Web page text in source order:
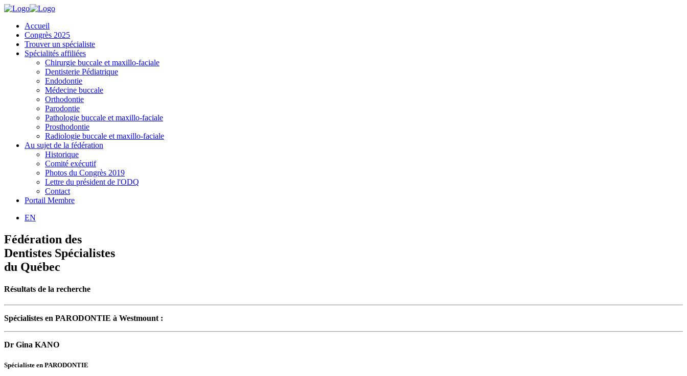
Accueil
Congrès 2025
Trouver un spécialiste
Spécialités affiliées
Chirurgie buccale et maxillo-faciale
Dentisterie Pédiatrique
Endodontie
Médecine buccale
Orthodontie
Parodontie
Pathologie buccale et maxillo-faciale
Prosthodontie
Radiologie buccale et maxillo-faciale
Au sujet de la fédération
Historique
Comité exécutif
Photos du Congrès 2019
Lettre du président de l'ODQ
Contact
Portail Membre
EN
Fédération des
Dentistes Spécialistes
du Québec
Résultats de la recherche
Spécialistes en PARODONTIE à Westmount :
Dr Gina KANO
Spécialiste en PARODONTIE